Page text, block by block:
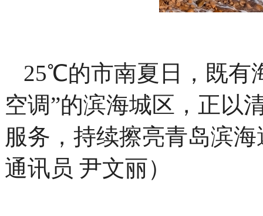
25℃的市南夏日，既有
空调”的滨海城区，正以
服务，持续擦亮青岛滨
通讯员 尹文丽）